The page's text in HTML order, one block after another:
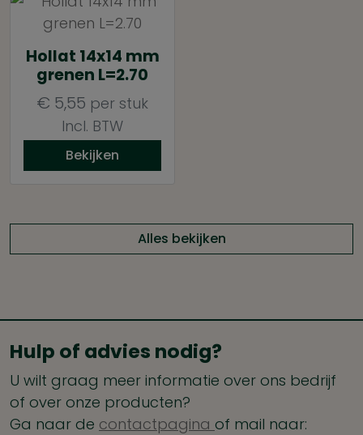
Hollat 14x14 mm
grenen L=2.70
€ 5,55 per stuk
Incl. BTW
Bekijken
Alles bekijken
Hulp of advies nodig?
U wilt graag meer informatie over ons bedrijf
of over onze producten?
Ga naar de contactpagina of mail naar: